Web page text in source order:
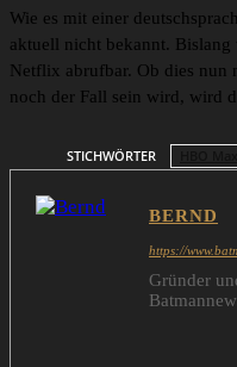
Wie es mit einer
aktuell nicht bekannt. Bislang
Netflix abrufbar. Ob dies nun
noch der Fall sein wird, wird
STICHWÖRTER
BERND
https://
Gründer